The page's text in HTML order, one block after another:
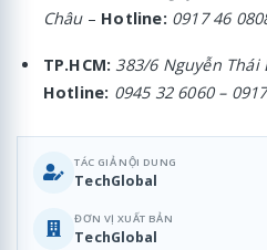
Châu– Hotline: 0917 46
TP.HCM: 383/6 Nguyễn Thái
Hotline: 0945 32 6060 –
TÁC GIẢ NỘI DUNG
TechGlobal
ĐƠN VỊ XUẤT BẢN
TechGlobal